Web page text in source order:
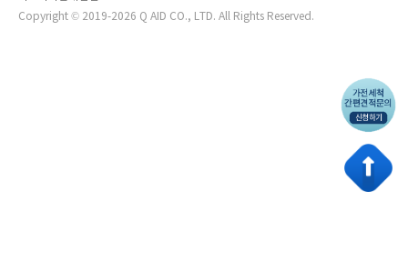
Copyright © 2019-2026 Q AID CO., LTD. All Rights Reserved.